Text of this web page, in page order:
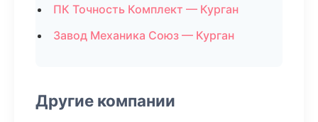
ПК Точность Комплект — Курган
Завод Механика Союз — Курган
Другие компании